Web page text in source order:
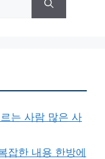
는 사람 많은 사
잡한 내용 한방에